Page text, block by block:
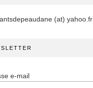
(at) yahoo.fr
e-mail